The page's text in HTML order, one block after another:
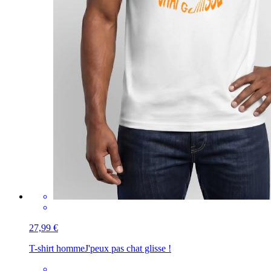
27,99 €
T-shirt hommeJ'peux pas chat glisse !